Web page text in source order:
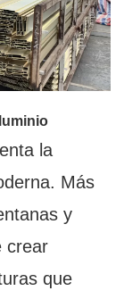
la
Más
y
crear
que